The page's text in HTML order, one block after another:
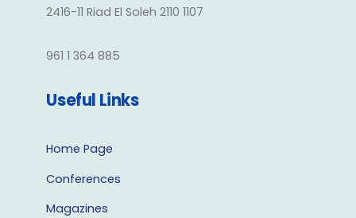
2416-11 Riad El Soleh 2110 1107
961 1 364 885
Useful Links
Home Page
Conferences
Magazines